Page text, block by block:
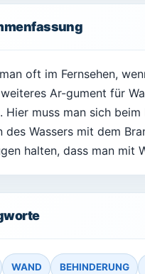
oft im Fernsehen,
Ar-gument für
Hier muss man sich
des Wassers mit dem
halten, dass man mit
WAND BEHINDERUNG